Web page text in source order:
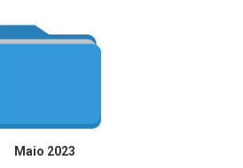
Maio 2023